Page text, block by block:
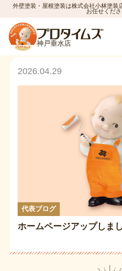
外壁塗装・屋根塗装は株式会社小林塗装
お任せくださ
神戸垂水店
HOME> 代表ブログ
代表ブ
2026.04.29
代表ブログ
ホームページアップしまし